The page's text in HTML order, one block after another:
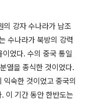
강자 수나라가 남조
수나라가 북방의 강력
었다. 수의 중국 통일
열을 종식한 것이었다.
숙한 것이었고 중국의
이 기간 동안 한반도는